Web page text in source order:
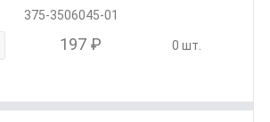
375-3506045-01
197 ₽ 0 шт.